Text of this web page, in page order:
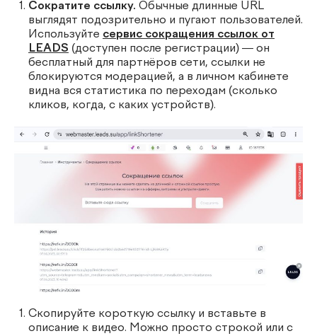
Сократите ссылку. Обычные длинные URL
выглядят подозрительно и пугают пользователей.
Используйте сервис сокращения ссылок от
LEADS (доступен после регистрации) — он
бесплатный для партнёров сети, ссылки не
блокируются модерацией, а в личном кабинете
видна вся статистика по переходам (сколько
кликов, когда, с каких устройств).
Скопируйте короткую ссылку и вставьте в
описание к видео. Можно просто строкой или с